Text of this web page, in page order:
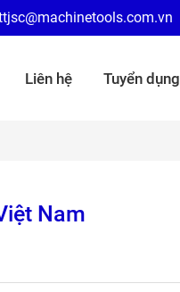
Liên hệ Tuyển dụng
Nam